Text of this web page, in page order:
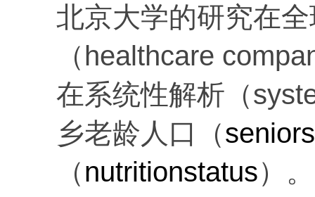
北京大学的研究在
（healthcare
在系统性解析（
乡老龄人口（seniors
（nutritionstatus）。